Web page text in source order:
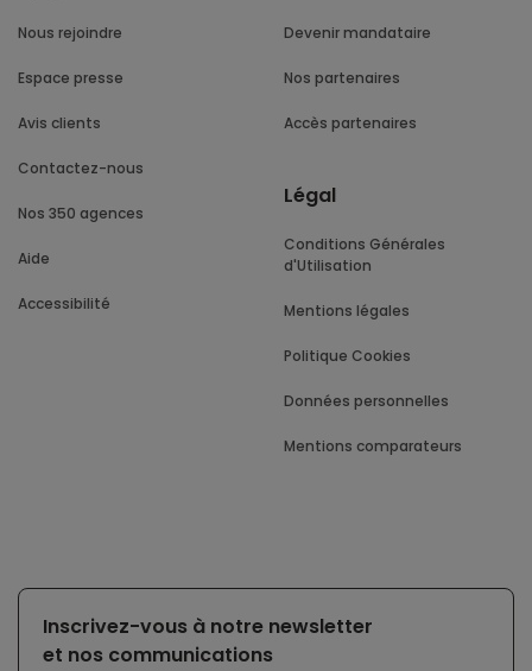
Nous rejoindre
Espace presse
Avis clients
Contactez-nous
Nos 350 agences
Aide
Accessibilité
Devenir mandataire
Nos partenaires
Accès partenaires
Légal
Conditions Générales
d'Utilisation
Mentions légales
Politique Cookies
Données personnelles
Mentions comparateurs
Inscrivez-vous à notre newsletter
et nos communications